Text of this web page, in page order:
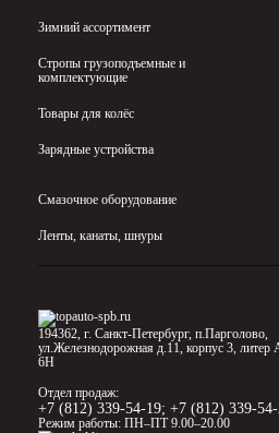
Зимний ассортимент
Стропы грузоподъемные и
комплектующие
Товары для колёс
Зарядные устройства
Смазочное оборудование
Ленты, канаты, шнуры
194362, г. Санкт-Петербург, п.Парголово,
ул.Железнодорожная д.11, корпус 3,
6Н
Отдел продаж:
+7 (812) 339-54-19; +7 (812) 339-
Режим работы: ПН–ПТ 9.00–20.00